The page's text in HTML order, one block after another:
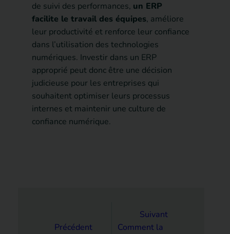
de suivi des performances, un ERP
facilite le travail des équipes, améliore
leur productivité et renforce leur confiance
dans l’utilisation des technologies
numériques. Investir dans un ERP
approprié peut donc être une décision
judicieuse pour les entreprises qui
souhaitent optimiser leurs processus
internes et maintenir une culture de
confiance numérique.
Précédent
Suivant
Comment la